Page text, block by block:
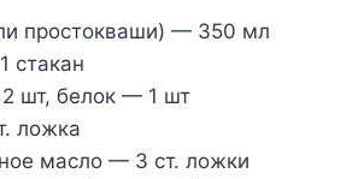
простокваши) — 350 мл
стакан
шт, белок — 1 шт
ложка
масло — 3 ст. ложки